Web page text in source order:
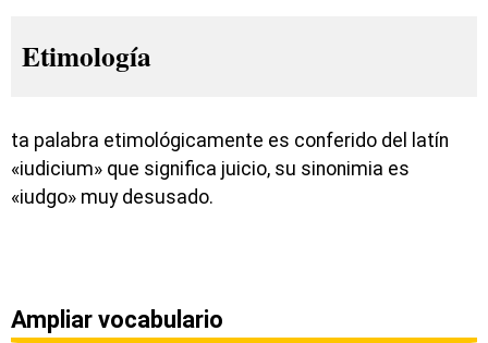
Etimología
ta palabra etimológicamente es conferido del latín
«iudicium» que significa juicio, su sinonimia es
«iudgo» muy desusado.
Ampliar vocabulario